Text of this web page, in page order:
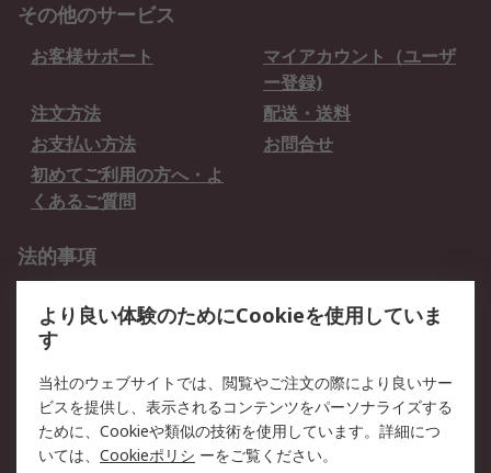
その他のサービス
お客様サポート
マイアカウント（ユーザ
ー登録)
注文方法
配送・送料
お支払い方法
お問合せ
初めてご利用の方へ・よ
くあるご質問
法的事項
クッキーポリシー
RSについて
会社概要
採用情報
プレスリリース＆お知ら
コーポレートサイト
より良い体験のためにCookieを使用していま
す
当社のウェブサイトでは、閲覧やご注文の際により良いサー
ビスを提供し、表示されるコンテンツをパーソナライズする
ために、Cookieや類似の技術を使用しています。詳細につ
いては、 Cookieポリシ ーをご覧ください。